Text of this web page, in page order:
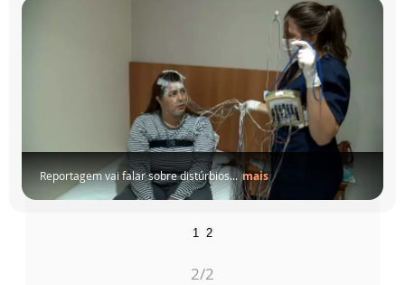
Reportagem vai falar sobre distúrbios... mais
1 2
2/2